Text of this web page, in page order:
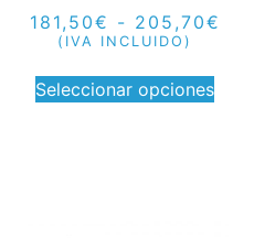
181,50€ - 205,70€
(IVA INCLUIDO)
Seleccionar opciones